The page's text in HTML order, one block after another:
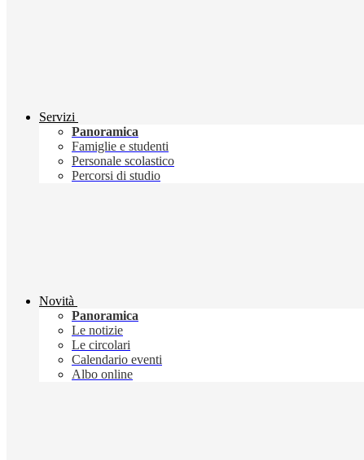
Servizi
Panoramica
Famiglie e studenti
Personale scolastico
Percorsi di studio
Novità
Panoramica
Le notizie
Le circolari
Calendario eventi
Albo online